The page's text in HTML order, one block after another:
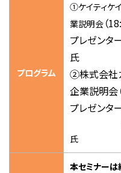
プログラム
①ケイティケ
業説明会 （
プレゼンタ
氏
②株式会社
企業説明会
プレゼンタ
執行役
氏
本セミナーは